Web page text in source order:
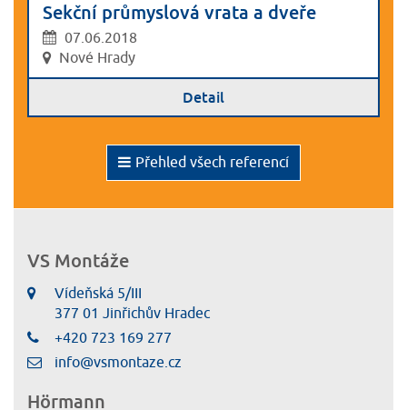
Sekční průmyslová vrata a dveře
07.06.2018
Nové Hrady
Detail
Přehled všech referencí
VS Montáže
Vídeňská 5/III
377 01 Jinřichův Hradec
+420 723 169 277
info@vsmontaze.cz
Hörmann